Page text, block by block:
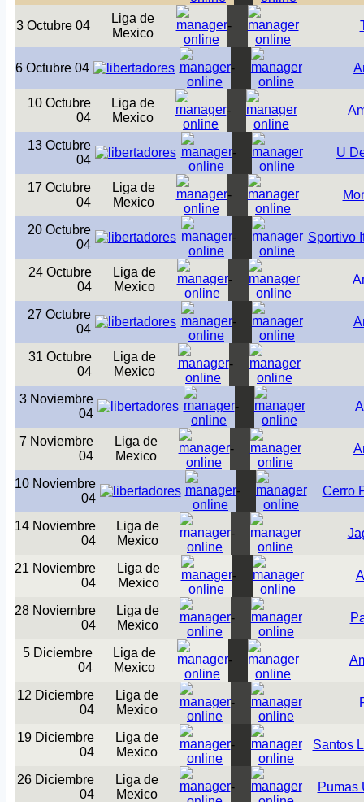
3 Octubre 04
Liga de
Mexico
-
6 Octubre 04 -
10 Octubre
04
Liga de
Mexico
-
13 Octubre
04
- U
17 Octubre
04
Liga de
Mexico
-
20 Octubre
04
- Sportivo
24 Octubre
04
Liga de
Mexico
-
27 Octubre
04
-
31 Octubre
04
Liga de
Mexico
-
3 Noviembre
04
-
7 Noviembre
04
Liga de
Mexico
-
10 Noviembre
04
- Cerro
14 Noviembre
04
Liga de
Mexico
-
21 Noviembre
04
Liga de
Mexico
-
28 Noviembre
04
Liga de
Mexico
-
5 Diciembre
04
Liga de
Mexico
-
12 Diciembre
04
Liga de
Mexico
-
19 Diciembre
04
Liga de
Mexico
- Santos
26 Diciembre
04
Liga de
Mexico
- Pumas